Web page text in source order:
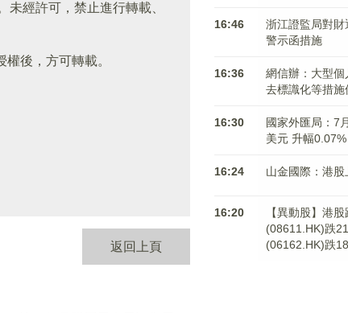
經許可，禁止進行轉載、
權後，方可轉載。
返回上頁
16:46
浙江證監局對
警示函措施
16:36
網信辦：大型個
去標識化等措
16:30
國家外匯局：7
美元 升幅0.07%
16:24 山金國際：港
16:20
【異動股】港
(08611.HK)跌
(06162.HK)跌